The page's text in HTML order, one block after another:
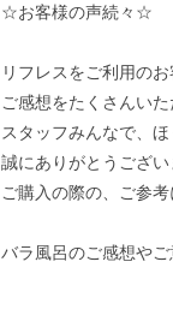
☆お客様の声続々☆
リフレスをご利用の
ご感想をたくさんいた
スタッフみんなで、
誠にありがとうござい
ご購入の際の、ご参
バラ風呂のご感想やご